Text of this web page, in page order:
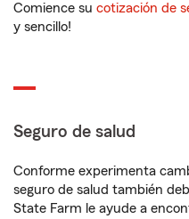
Comience su cotización de
y sencillo!
Seguro de salud
Conforme experimenta
seguro de salud también
State Farm le ayude a